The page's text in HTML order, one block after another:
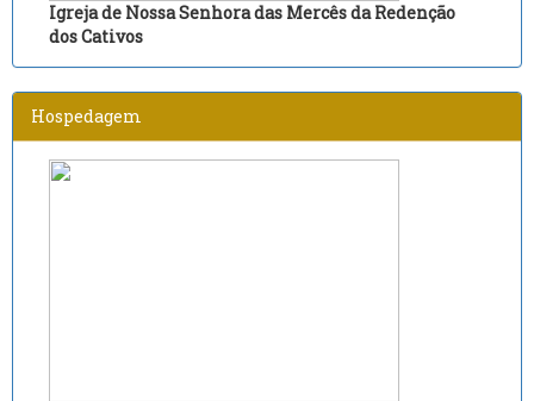
Igreja de Nossa Senhora das Mercês da Redenção
dos Cativos
Hospedagem